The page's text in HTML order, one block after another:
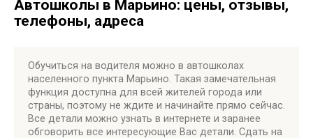
Автошколы в Марьино: цены, отзывы,
телефоны, адреса
Обучиться на водителя можно в автошколах
населенного пункта Марьино. Такая замечательная
функция доступна для всей жителей города или
страны, поэтому не ждите и начинайте прямо сейчас.
Все детали можно узнать в интернете и заранее
обговорить все интересующие Вас детали. Сдать на